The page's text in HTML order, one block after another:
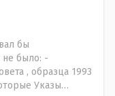
бы
не было: -
, образца 1993
Указы